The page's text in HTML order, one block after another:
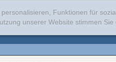
Funktionen für
unserer Website stimmen